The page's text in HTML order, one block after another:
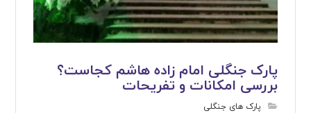
پارک جنگلی امام زاده هاشم کجاست؟
بررسی امکانات و تفریحات
پارک های جنگلی